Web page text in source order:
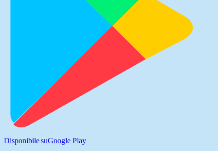
Disponibile suGoogle Play